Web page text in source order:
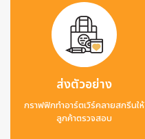
ส่งตัวอย่าง
กราฟฟิกทำอาร์ตเวิร์คลายสกรีนให้
ลูกค้าตรวจสอบ